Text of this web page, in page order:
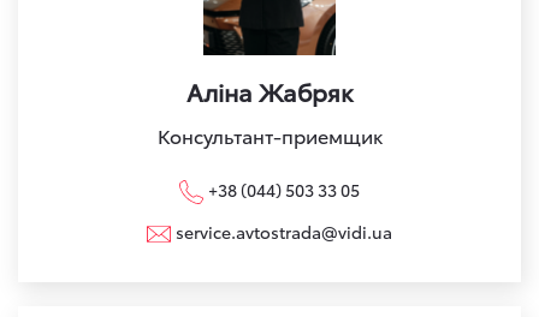
Аліна Жабряк
Консультант-приемщик
+38 (044) 503 33 05
service.avtostrada@vidi.ua